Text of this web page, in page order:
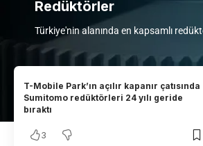
Redüktörler
Türkiye'nin alanında en kapsamlı
T-Mobile Park’ın açılır kapanır çatısında
Sumitomo redüktörleri 24 yılı geride
bıraktı
3